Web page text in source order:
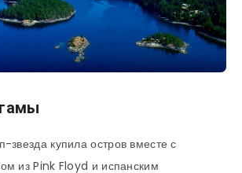
звезда купила остров вместе с
из Pink Floyd и испанским